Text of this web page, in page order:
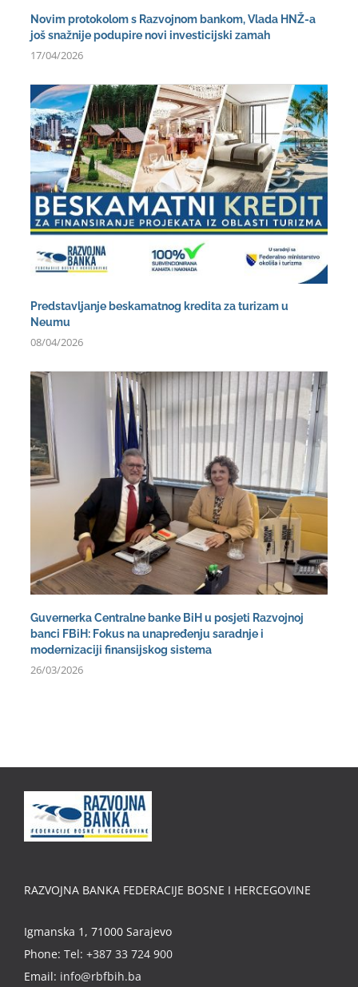
Novim protokolom s Razvojnom bankom, Vlada HNŽ-a
još snažnije podupire novi investicijski zamah
17/04/2026
Predstavljanje beskamatnog kredita za turizam u
Neumu
08/04/2026
Guvernerka Centralne banke BiH u posjeti Razvojnoj
banci FBiH: Fokus na unapređenju saradnje i
modernizaciji finansijskog sistema
26/03/2026
RAZVOJNA BANKA FEDERACIJE BOSNE I HERCEGOVINE
Igmanska 1, 71000 Sarajevo
Phone: Tel: +387 33 724 900
Email: info@rbfbih.ba